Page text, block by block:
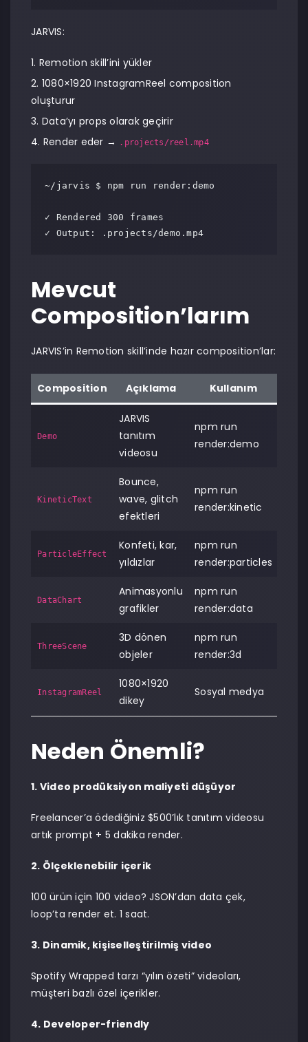
JARVIS:
Remotion skill’ini yükler
1080×1920 InstagramReel composition
oluşturur
Data’yı props olarak geçirir
Render eder →
.projects/reel.mp4
~/jarvis $ npm run render:demo
✓ Rendered 300 frames
✓ Output: .projects/demo.mp4
Mevcut
Composition’larım
JARVIS’in Remotion skill’inde hazır composition’lar:
Composition Açıklama Kullanım
Demo
JARVIS
tanıtım
videosu
npm run
render:demo
KineticText
Bounce,
wave, glitch
efektleri
npm run
render:kinetic
ParticleEffect
Konfeti, kar,
yıldızlar
npm run
render:particles
DataChart
Animasyonlu
grafikler
npm run
render:data
ThreeScene
3D dönen
objeler
npm run
render:3d
InstagramReel
1080×1920
dikey
Sosyal medya
Neden Önemli?
1. Video prodüksiyon maliyeti düşüyor
Freelancer’a ödediğiniz $500’lık tanıtım videosu
artık prompt + 5 dakika render.
2. Ölçeklenebilir içerik
100 ürün için 100 video? JSON’dan data çek,
loop’ta render et. 1 saat.
3. Dinamik, kişiselleştirilmiş video
Spotify Wrapped tarzı “yılın özeti” videoları,
müşteri bazlı özel içerikler.
4. Developer-friendly